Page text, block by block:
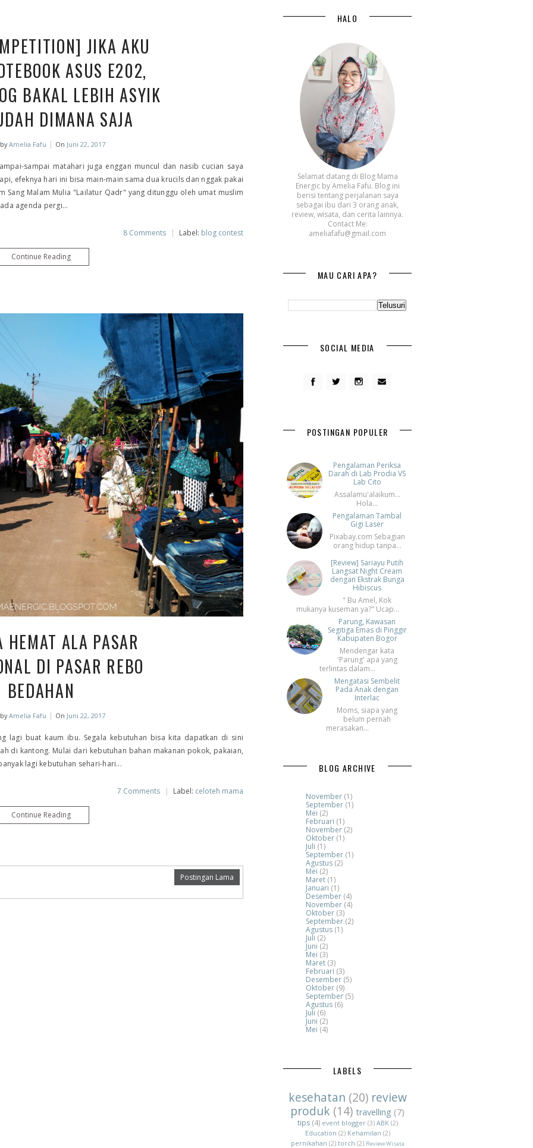
JIKA AKU
ASUS E202,
BAKAL LEBIH ASYIK
DIMANA SAJA
byAmelia Fafu | On Juni 22, 2017
sampai matahari juga enggan muncul dan nasib cucian saya
efeknya hari ini bisa main-main sama dua krucils dan nggak pakai
Sang Malam Mulia "Lailatur Qadr" yang ditunggu oleh umat muslim
agenda pergi...
| Label: blog contest
8 Comments
Continue Reading
HEMAT ALA PASAR
DI PASAR REBO
BEDAHAN
byAmelia Fafu | On Juni 22, 2017
lagi buat kaum ibu. Segala kebutuhan bisa kita dapatkan di sini
di kantong. Mulai dari kebutuhan bahan makanan pokok, pakaian,
lagi kebutuhan sehari-hari...
| Label: celoteh mama
7 Comments
Continue Reading
Postingan Lama
HALO
Selamat datang di Blog Mama
Energic by Amelia Fafu. Blog ini
berisi tentang perjalanan saya
sebagai ibu dari 3 orang anak,
review, wisata, dan cerita lainnya.
Contact Me:
ameliafafu@gmail.com
MAU CARI APA?
SOCIAL MEDIA
POSTINGAN POPULER
Pengalaman Periksa
Darah di Lab Prodia VS
Lab Cito
Assalamu'alaikum...
Hola...
Pengalaman Tambal
Gigi Laser
Pixabay.com Sebagian
orang hidup tanpa...
[Review] Sariayu Putih
Langsat Night Cream
dengan Ekstrak Bunga
Hibiscus
" Bu Amel, Kok
mukanya kuseman ya?" Ucap...
Parung, Kawasan
Segitiga Emas di Pinggir
Kabupaten Bogor
Mendengar kata
'Parung' apa yang
terlintas dalam...
Mengatasi Sembelit
Pada Anak dengan
Interlac
Moms, siapa yang
belum pernah
merasakan...
BLOG ARCHIVE
November (1)
September (1)
Mei (2)
Februari (1)
November (2)
Oktober (1)
Juli (1)
September (1)
Agustus (2)
Mei (2)
Maret (1)
Januari (1)
Desember (4)
November (4)
Oktober (3)
September (2)
Agustus (1)
Juli (2)
Juni (2)
Mei (3)
Maret (3)
Februari (3)
Desember (5)
Oktober (9)
September (5)
Agustus (6)
Juli (6)
Juni (2)
Mei (4)
LABELS
kesehatan (20) review
produk (14) travelling (7)
tips (4) event blogger (3) ABK (2)
Education (2) Kehamilan (2)
pernikahan (2) torch (2) Review Wisata